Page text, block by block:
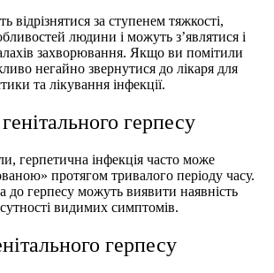
за ступенем тяжкості,
людини і можуть з’являтися і
захворювання. Якщо ви помітили
негайно звернутися до лікаря для
та лікування інфекції.
герпесу
герпетична інфекція часто може
протягом тривалого періоду часу.
до герпесу можуть виявити наявність
видимих симптомів.
герпесу